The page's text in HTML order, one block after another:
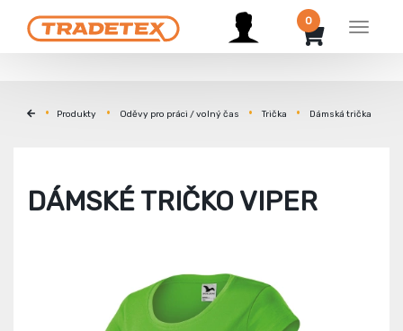
Menu
0
Produkty Oděvy pro práci / volný čas Trička Dámská trička
DÁMSKÉ TRIČKO VIPER